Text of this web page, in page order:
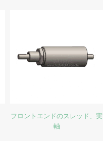
フロントエンドのスレッド、実
軸